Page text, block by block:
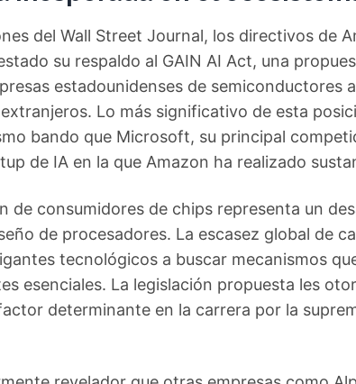
del Wall Street Journal, los directivos de
su respaldo al GAIN AI Act, una
estadounidenses de semiconductores
Lo más significativo de esta
bando que Microsoft, su principal
de IA en la que Amazon ha realizado
de consumidores de chips representa un
de procesadores. La escasez global de
tecnológicos a buscar mecanismos
esenciales. La legislación propuesta les
determinante en la carrera por la